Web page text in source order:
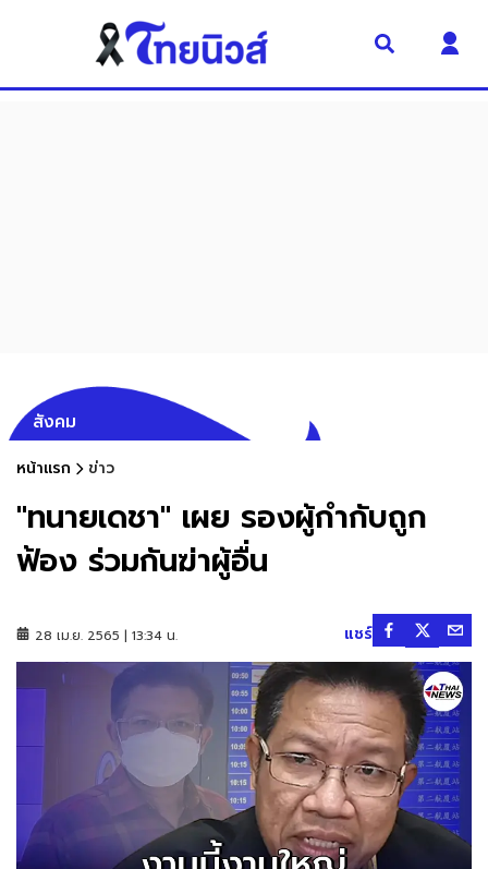
สังคม
หน้าแรก ข่าว
"ทนายเดชา" เผย รองผู้กำกับถูก
ฟ้อง ร่วมกันฆ่าผู้อื่น
28 เม.ย. 2565 | 13:34 น. แชร์